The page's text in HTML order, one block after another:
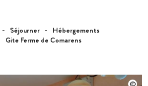
Séjourner
Hébergements
Gite Ferme de Comarens